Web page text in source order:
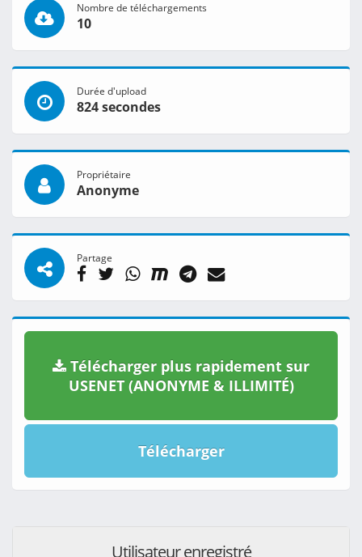
Nombre de téléchargements
10
Durée d'upload
824 secondes
Propriétaire
Anonyme
Partage
Télécharger plus rapidement sur
USENET (ANONYME & ILLIMITÉ)
Télécharger
Utilisateur enregistré